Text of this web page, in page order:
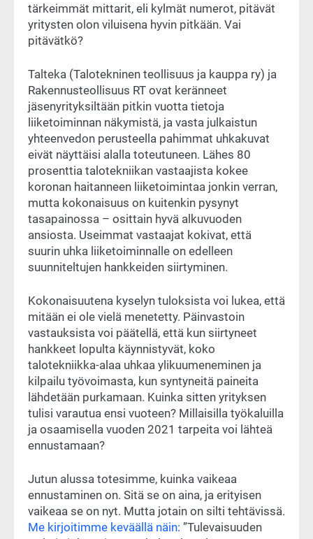
tärkeimmät mittarit, eli kylmät numerot, pitävät
yritysten olon viluisena hyvin pitkään. Vai
pitävätkö?
Talteka (Talotekninen teollisuus ja kauppa ry) ja
Rakennusteollisuus RT ovat keränneet
jäsenyrityksiltään pitkin vuotta tietoja
liiketoiminnan näkymistä, ja vasta julkaistun
yhteenvedon perusteella pahimmat uhkakuvat
eivät näyttäisi alalla toteutuneen. Lähes 80
prosenttia talotekniikan vastaajista kokee
koronan haitanneen liiketoimintaa jonkin verran,
mutta kokonaisuus on kuitenkin pysynyt
tasapainossa – osittain hyvä alkuvuoden
ansiosta. Useimmat vastaajat kokivat, että
suurin uhka liiketoiminnalle on edelleen
suunniteltujen hankkeiden siirtyminen.
Kokonaisuutena kyselyn tuloksista voi lukea, että
mitään ei ole vielä menetetty. Päinvastoin
vastauksista voi päätellä, että kun siirtyneet
hankkeet lopulta käynnistyvät, koko
talotekniikka-alaa uhkaa ylikuumeneminen ja
kilpailu työvoimasta, kun syntyneitä paineita
lähdetään purkamaan. Kuinka sitten yrityksen
tulisi varautua ensi vuoteen? Millaisilla työkaluilla
ja osaamisella vuoden 2021 tarpeita voi lähteä
ennustamaan?
Jutun alussa totesimme, kuinka vaikeaa
ennustaminen on. Sitä se on aina, ja erityisen
vaikeaa se on nyt. Mutta jotain on silti tehtävissä.
Me kirjoitimme keväällä näin: ”Tulevaisuuden